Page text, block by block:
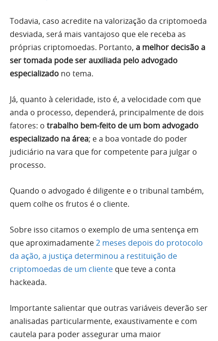
Todavia, caso acredite na valorização da criptomoeda
desviada, será mais vantajoso que ele receba as
próprias criptomoedas. Portanto, a melhor decisão a
ser tomada pode ser auxiliada pelo advogado
especializado no tema.
Já, quanto à celeridade, isto é, a velocidade com que
anda o processo, dependerá, principalmente de dois
fatores: o trabalho bem-feito de um bom advogado
especializado na área; e a boa vontade do poder
judiciário na vara que for competente para julgar o
processo.
Quando o advogado é diligente e o tribunal também,
quem colhe os frutos é o cliente.
Sobre isso citamos o exemplo de uma sentença em
que aproximadamente2 meses depois do protocolo
da ação, a justiça determinou a restituição de
criptomoedas de um cliente que teve a conta
hackeada.
Importante salientar que outras variáveis deverão ser
analisadas particularmente, exaustivamente e com
cautela para poder assegurar uma maior